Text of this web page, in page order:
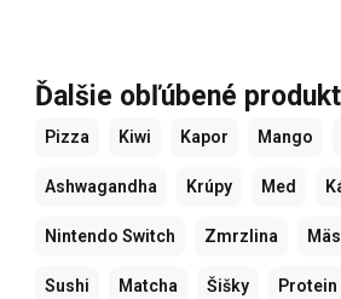
Ďalšie obľúbené
Pizza Kiwi Kapor Mango
Ashwagandha Krúpy Med
Nintendo Switch Zmrzlina
Sushi Matcha Šišky Protein